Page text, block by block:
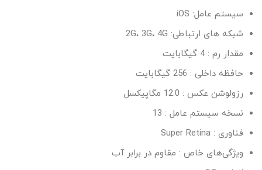
سیستم عامل: iOS
شبکه های ارتباطی: 2G، 3G، 4G
مقدار رم : 4 گیگابایت
حافظه داخلی : 256 گیگابایت
رزولوشن عکس : 12.0 مگاپیکسل
نسخه سیستم عامل : 13
فناوری : Super Retina
ویژگی‌های خاص : مقاوم در برابر آب